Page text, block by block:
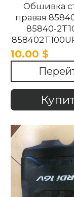
Обшивка
правая
85840-
2T100UP KIA
2011-
10.00 $